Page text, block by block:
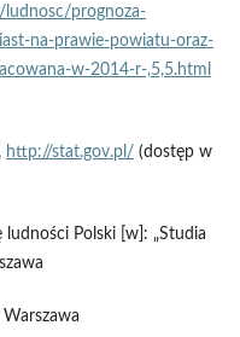
ludnosc/prognoza-
na-prawie-powiatu-oraz-
w-2014-r-,5,5.html
http://stat.gov.pl/ (dostęp w
ludności Polski [w]: „Studia